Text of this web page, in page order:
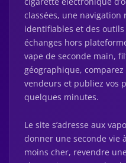
classées, une navigation
identifiables et des
échanges hors
vape de seconde main,
géographique,
vendeurs et publiez vos
quelques minutes.
Le site s’adresse aux
donner une seconde vie
moins cher, revendre